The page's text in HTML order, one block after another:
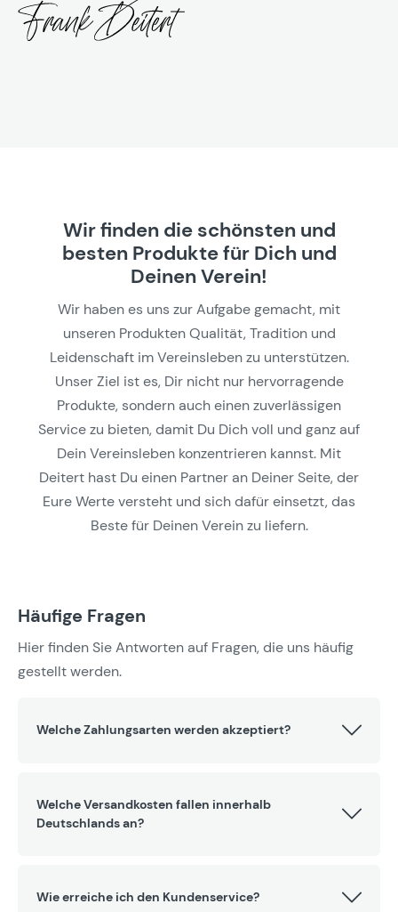
Wir finden die schönsten und
besten Produkte für Dich und
Deinen Verein!
Wir haben es uns zur Aufgabe gemacht, mit
unseren Produkten Qualität, Tradition und
Leidenschaft im Vereinsleben zu unterstützen.
Unser Ziel ist es, Dir nicht nur hervorragende
Produkte, sondern auch einen zuverlässigen
Service zu bieten, damit Du Dich voll und ganz auf
Dein Vereinsleben konzentrieren kannst. Mit
Deitert hast Du einen Partner an Deiner Seite, der
Eure Werte versteht und sich dafür einsetzt, das
Beste für Deinen Verein zu liefern.
Häufige Fragen
Hier finden Sie Antworten auf Fragen, die uns häufig
gestellt werden.
Welche Zahlungsarten werden akzeptiert?
Welche Versandkosten fallen innerhalb
Deutschlands an?
Wie erreiche ich den Kundenservice?